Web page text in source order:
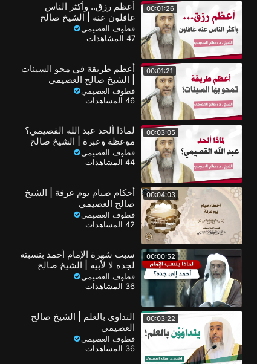
00:01:26
أعظم رزق.. وأكثر الناس
غافلون عنه | الشيخ صالح
العصيمي
قطوف العصيمي
47 المشاهدات
00:01:21
أعظم طريقة في محو السيئات
| الشيخ صالح العصيمي
قطوف العصيمي
46 المشاهدات
00:03:05
لماذا ألحد عبد الله القصيمي؟
موعظة وعبرة | الشيخ صالح
العصيمي
قطوف العصيمي
44 المشاهدات
00:04:03
أحكام صيام يوم عرفة | الشيخ
صالح العصيمي
قطوف العصيمي
42 المشاهدات
00:00:52
سبب شهرة الإمام أحمد بنسبته
لجده لا لأبيه | الشيخ صالح
العصيمي
قطوف العصيمي
36 المشاهدات
00:03:22
التداوي بالعلم | الشيخ صالح
العصيمي
قطوف العصيمي
36 المشاهدات